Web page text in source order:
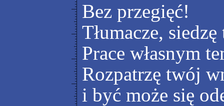
Bez przegięć!
Tłumacze,
Prace własnym
Rozpatrzę twój
i być może się